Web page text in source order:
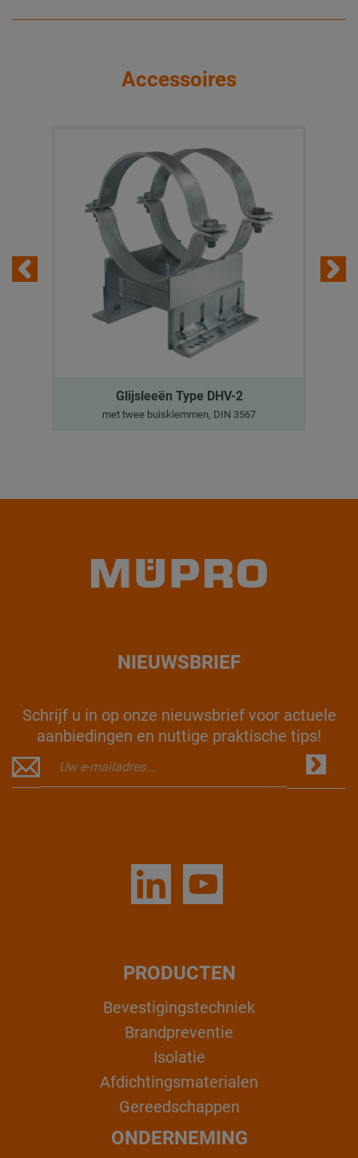
Accessoires
Glijsleeën Type DHV-2
met twee buisklemmen, DIN 3567
NIEUWSBRIEF
Schrijf u in op onze nieuwsbrief voor actuele
aanbiedingen en nuttige praktische tips!
PRODUCTEN
Bevestigingstechniek
Brandpreventie
Isolatie
Afdichtingsmaterialen
Gereedschappen
ONDERNEMING